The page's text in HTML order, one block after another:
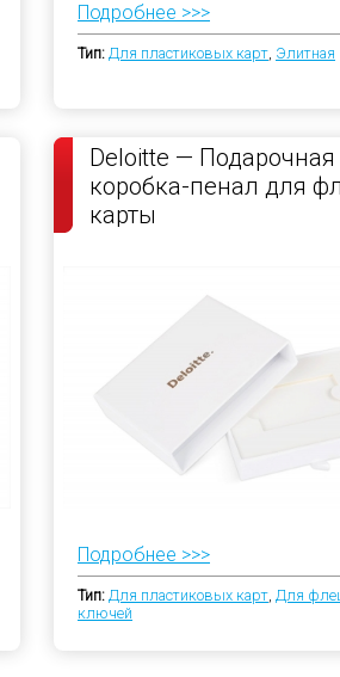
Подробнее >>>
Тип: Для пластиковых карт, Элитная
Deloitte — Подарочная
коробка-пенал для
карты
Подробнее >>>
Тип: Для пластиковых карт, Для
ключей